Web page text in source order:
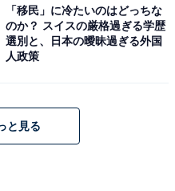
ン・黒羽快斗としての少
不敵さをしっかりと演じ
）や、「かっこいい役が
／熊本県）、「工藤新一
「移民」に冷たいのはどっちな
のか？ スイスの厳格過ぎる学歴
選別と、日本の曖昧過ぎる外国
人政策
と見る